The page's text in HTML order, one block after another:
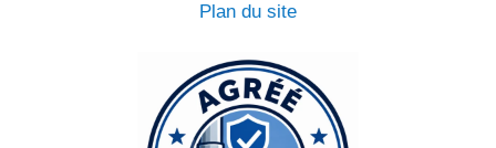
Plan du site